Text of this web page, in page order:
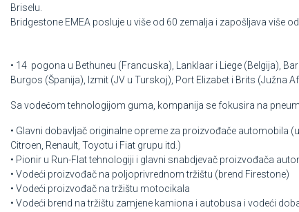
Briselu.
Bridgestone EMEA posluje u više od 60 zemalja i zapošljava više
• 14 pogona u Bethuneu (Francuska), Lanklaar i Liege (Belgija),
Burgos (Španija), Izmit (JV u Turskoj), Port Elizabet i Brits (Južna
Sa vodećom tehnologijom guma, kompanija se fokusira na
• Glavni dobavljač originalne opreme za proizvođače automobila
Citroen, Renault, Toyotu i Fiat grupu itd.)
• Pionir u Run-Flat tehnologiji i glavni snabdjevač proizvođača
• Vodeći proizvođač na poljoprivrednom tržištu (brend Firestone)
• Vodeći proizvođač na tržištu motocikala
• Vodeći brend na tržištu zamjene kamiona i autobusa i vodeći